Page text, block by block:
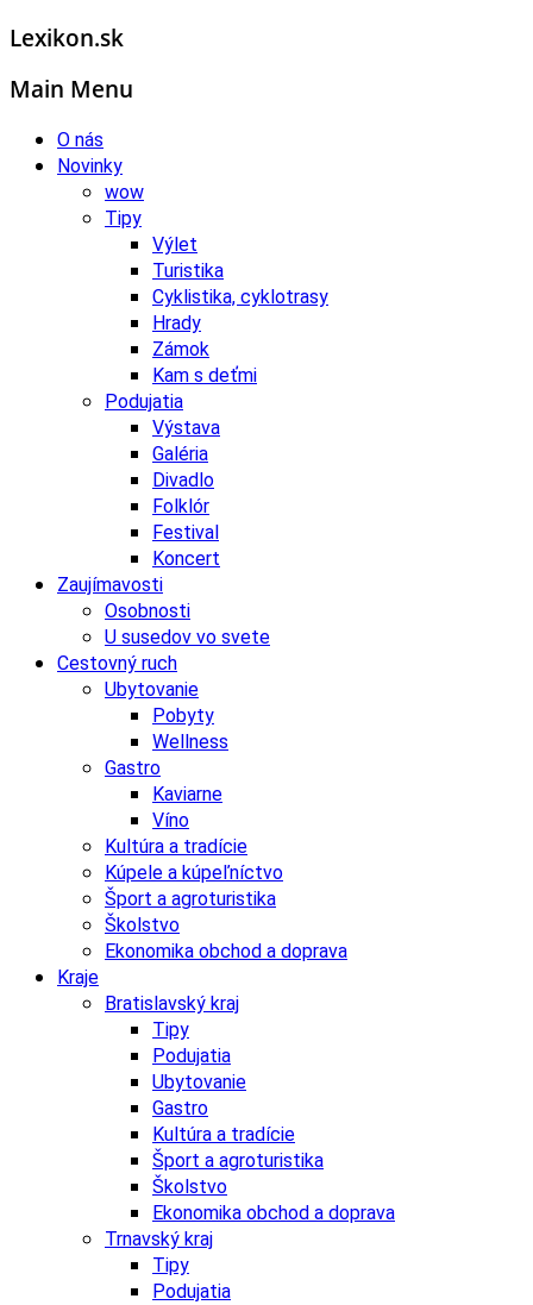
Lexikon.sk
Main Menu
O nás
Novinky
wow
Tipy
Výlet
Turistika
Cyklistika, cyklotrasy
Hrady
Zámok
Kam s deťmi
Podujatia
Výstava
Galéria
Divadlo
Folklór
Festival
Koncert
Zaujímavosti
Osobnosti
U susedov vo svete
Cestovný ruch
Ubytovanie
Pobyty
Wellness
Gastro
Kaviarne
Víno
Kultúra a tradície
Kúpele a kúpeľníctvo
Šport a agroturistika
Školstvo
Ekonomika obchod a doprava
Kraje
Bratislavský kraj
Tipy
Podujatia
Ubytovanie
Gastro
Kultúra a tradície
Šport a agroturistika
Školstvo
Ekonomika obchod a doprava
Trnavský kraj
Tipy
Podujatia